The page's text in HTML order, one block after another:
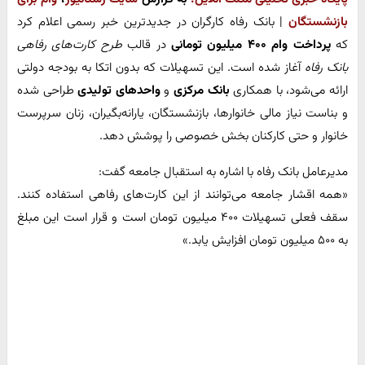
بازنشستگان | بانک رفاه کارگران در جدیدترین خبر رسمی اعلام کرد
کهپرداخت وام ۴۰۰ میلیون تومانی در قالبطرح کارت‌های رفاهی
بانک رفاهآغاز شده است. این تسهیلات که بدون اتکا به بودجه دولتی
ارائه می‌شود، با همکاری بانک مرکزیوواحدهای تولیدیطراحی شده
و بناست نیاز مالی خانوارها، بازنشستگان، یارانه‌بگیران، زنان سرپرست
خانوار و حتی کارکنان بخش خصوصی را پوشش دهد.
مدیرعامل بانک رفاه با اشاره به استقبال جامعه گفت:
«همه اقشار جامعه می‌توانند از این کارت‌های رفاهی استفاده کنند.
سقف فعلی تسهیلات ۴۰۰ میلیون تومان است و قرار است این مبلغ
به ۵۰۰ میلیون تومان افزایش یابد.»